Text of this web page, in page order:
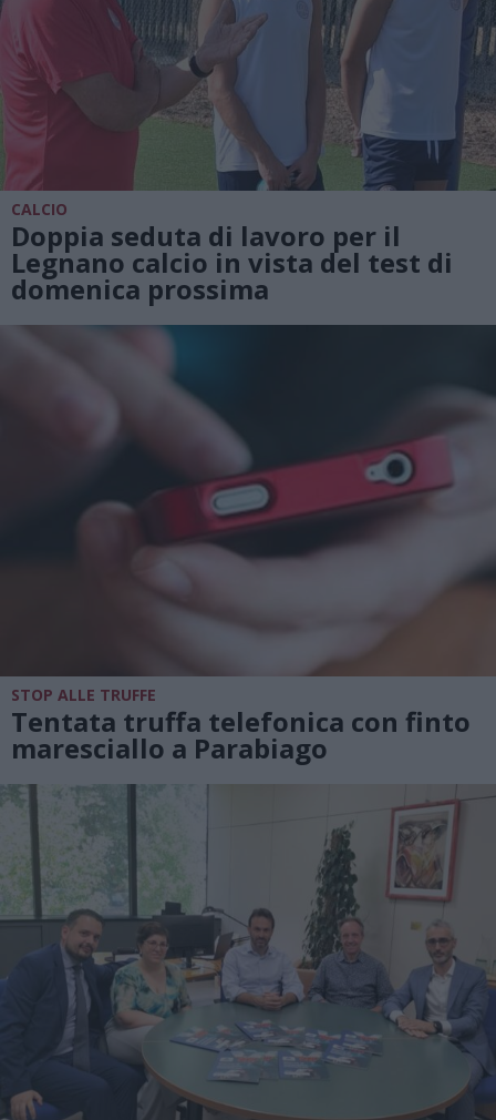
CALCIO
Doppia seduta di lavoro per il
Legnano calcio in vista del test di
domenica prossima
STOP ALLE TRUFFE
Tentata truffa telefonica con finto
maresciallo a Parabiago